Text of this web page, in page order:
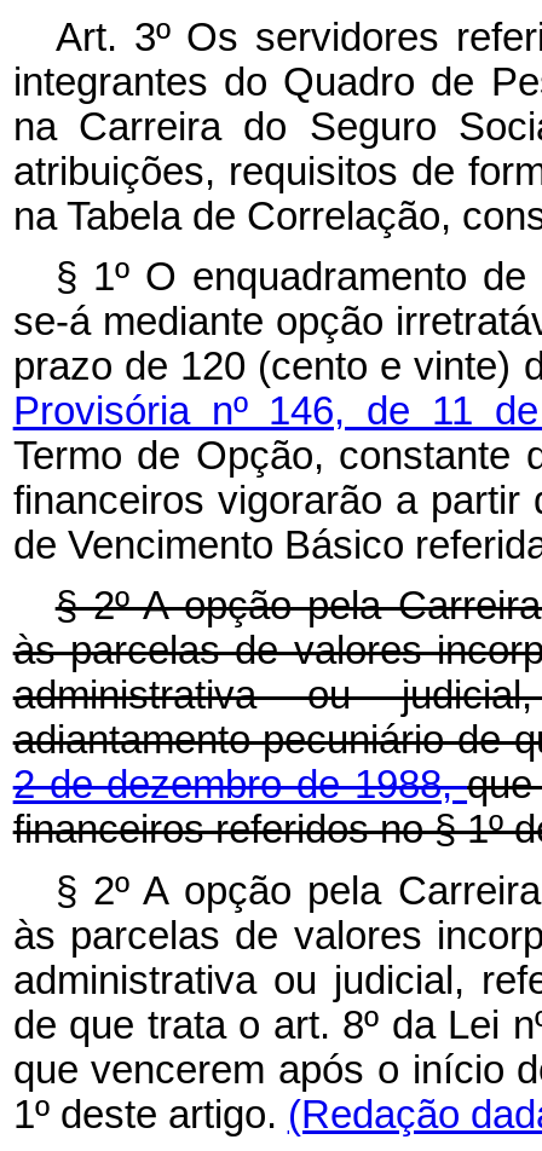
Art. 3º Os servidores
integrantes do Quadro de
na Carreira do Seguro
atribuições, requisitos de
na Tabela de Correlação,
§ 1º O enquadramento
se-á mediante opção
prazo de 120 (cento e vinte)
Provisória nº 146, de 11
Termo de Opção, constante
financeiros vigorarão a partir
de Vencimento Básico
§ 2º A opção pela
às parcelas de valores
administrativa ou
adiantamento pecuniário de
2 de dezembro de 1988,
financeiros referidos no § 1º
§ 2º A opção pela
às parcelas de valores
administrativa ou judicial,
de que trata o art. 8º da Lei
que vencerem após o início
1º deste artigo. (Redação